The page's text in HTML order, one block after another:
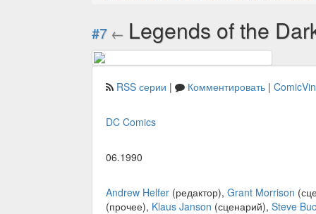
#7 ← Legends of the
RSS серии | Комментировать |
DC Comics
06.1990
Andrew Helfer (редактор), Grant Morrison
(прочее), Klaus Janson (сценарий), Steve